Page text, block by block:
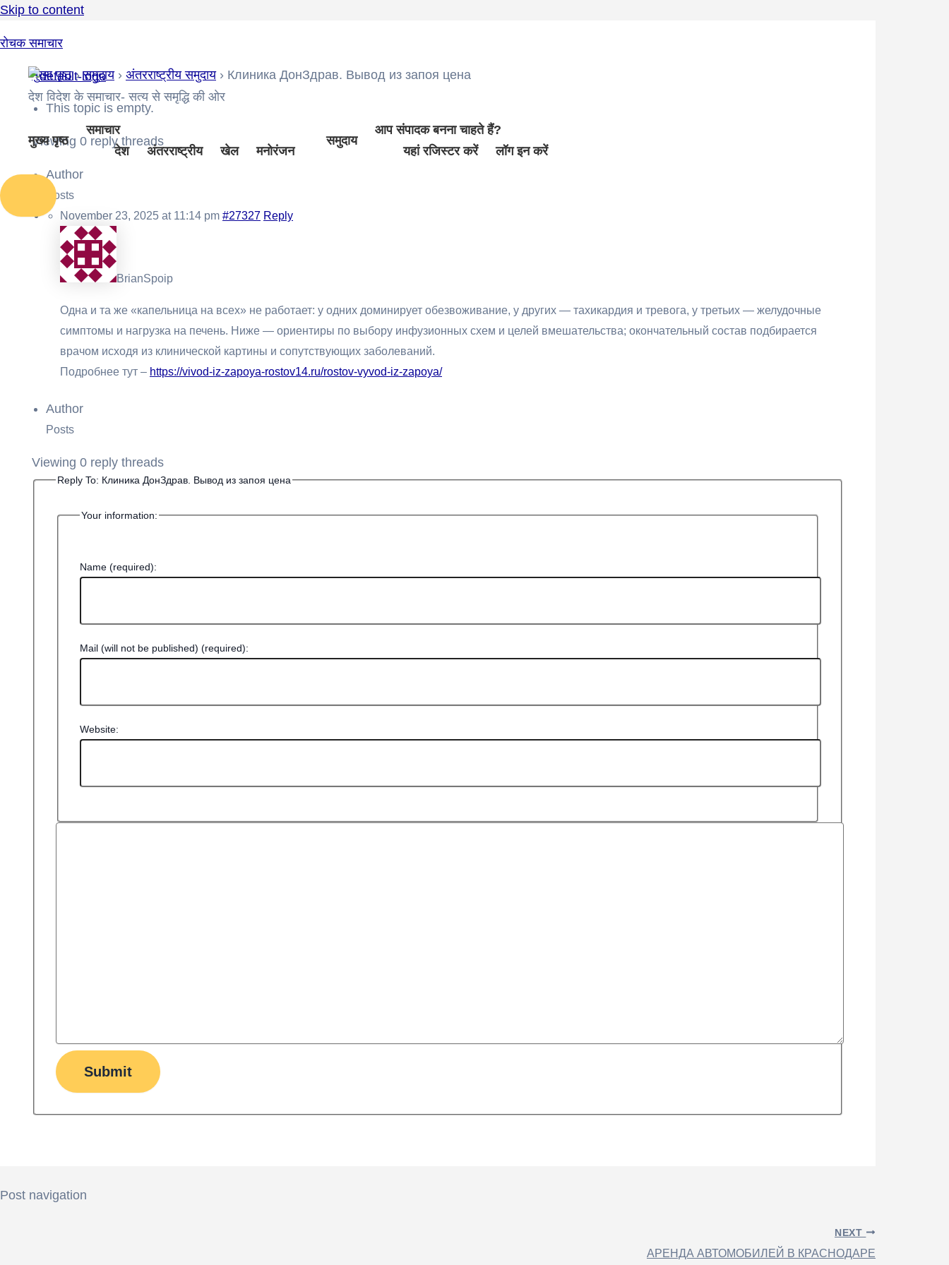
Skip to content
रोचक समाचार
देश विदेश के समाचार- सत्य से समृद्धि की ओर
मुख्य पृष्ठ
समाचार
देश
अंतरराष्ट्रीय खेल मनोरंजन
समुदाय
आप संपादक बनना चाहते हैं?
यहां रजिस्टर करें
लॉग इन करें
मुख्य पृष्ठ › समुदाय › अंतरराष्ट्रीय समुदाय › Клиника ДонЗдрав. Вывод из запоя цена
This topic is empty.
Viewing 0 reply threads
Author
Posts
November 23, 2025 at 11:14 pm #27327 Reply
BrianSpoip
Одна и та же «капельница на всех» не работает: у одних доминирует обезвоживание, у других — тахикардия и тревога, у третьих — желудочные
симптомы и нагрузка на печень. Ниже — ориентиры по выбору инфузионных схем и целей вмешательства; окончательный состав подбирается
врачом исходя из клинической картины и сопутствующих заболеваний.
Подробнее тут – https://vivod-iz-zapoya-rostov14.ru/rostov-vyvod-iz-zapoya/
Author
Posts
Viewing 0 reply threads
Reply To: Клиника ДонЗдрав. Вывод из запоя цена
Your information:
Name (required):
Mail (will not be published) (required):
Website:
Submit
Post navigation
NEXT
АРЕНДА АВТОМОБИЛЕЙ В КРАСНОДАРЕ